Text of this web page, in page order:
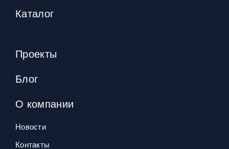
Каталог
Проекты
Блог
О компании
Новости
Контакты